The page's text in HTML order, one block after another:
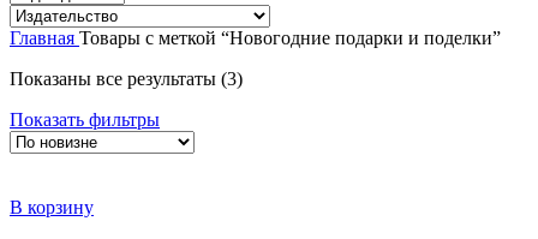
Главная Товары с меткой “Новогодние подарки и поделки”
Показаны все результаты (3)Сортировка:
Показать фильтры
В корзину